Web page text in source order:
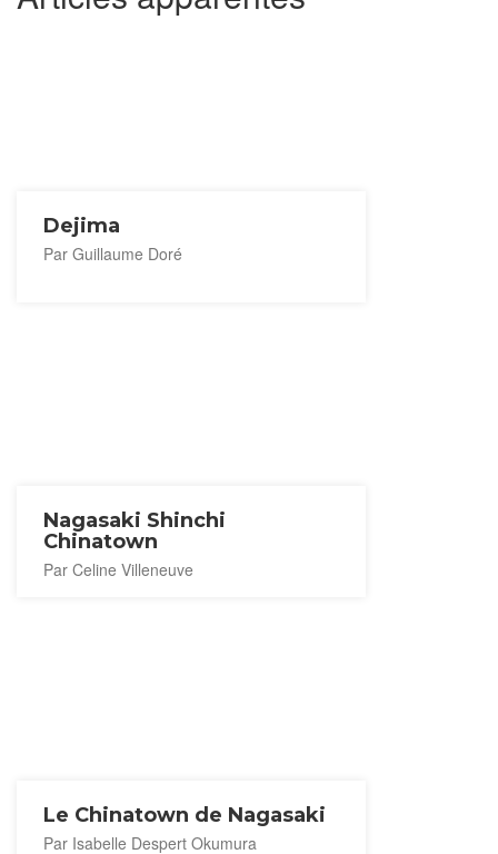
Dejima
Par Guillaume Doré
Nagasaki Shinchi
Chinatown
Par Celine Villeneuve
Le Chinatown de Nagasaki
Par Isabelle Despert Okumura